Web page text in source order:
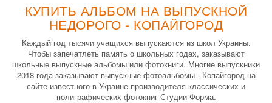
КУПИТЬ АЛЬБОМ НА ВЫПУСКНОЙ
НЕДОРОГО - КОПАЙГОРОД
Каждый год тысячи учащихся выпускаются из школ Украины.
Чтобы запечатлеть память о школьных годах, заказывают
школьные выпускные альбомы или фотокниги. Многие выпускники
2018 года заказывают выпускные фотоальбомы - Копайгород на
сайте известного в Украине производителя классических и
полиграфических фотокниг Студии Форма.